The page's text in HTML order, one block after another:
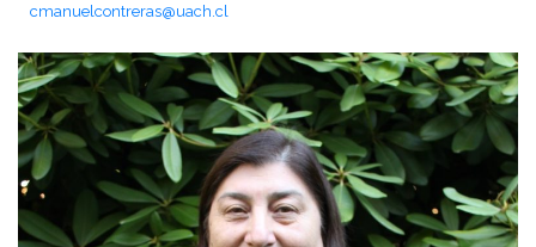
cmanuelcontreras@uach.cl